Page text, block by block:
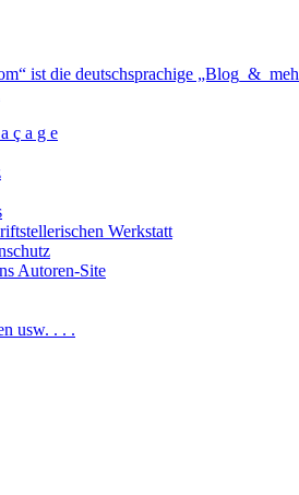
ist die deutschsprachige
ç a g e
Werkstatt
Autoren-Site
usw. . . .